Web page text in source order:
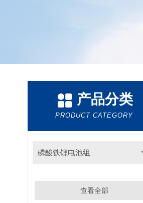
产品分类
PRODUCT CATEGORY
磷酸铁锂电池组
查看全部